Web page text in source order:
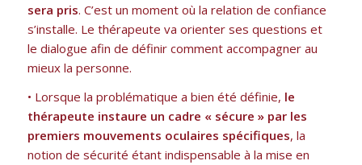
sera pris. C’est un moment où la relation de confiance
s’installe. Le thérapeute va orienter ses questions et
le dialogue afin de définir comment accompagner au
mieux la personne.
• Lorsque la problématique a bien été définie, le
thérapeute instaure un cadre « sécure » par les
premiers mouvements oculaires spécifiques, la
notion de sécurité étant indispensable à la mise en